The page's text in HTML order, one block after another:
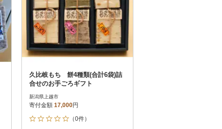
久比岐もち 餅4種類(合計6袋)詰
合せのお手ごろギフト
新潟県上越市
寄付金額 17,000円
（0件）